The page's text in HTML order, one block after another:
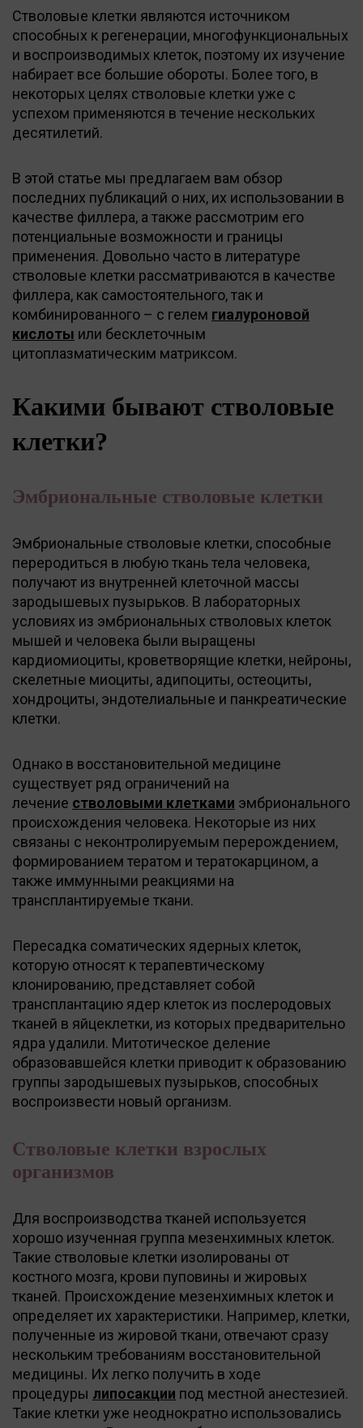
Стволовые клетки являются источником
способных к регенерации, многофункциональных
и воспроизводимых клеток, поэтому их изучение
набирает все большие обороты. Более того, в
некоторых целях стволовые клетки уже с
успехом применяются в течение нескольких
десятилетий.
В этой статье мы предлагаем вам обзор
последних публикаций о них, их использовании в
качестве филлера, а также рассмотрим его
потенциальные возможности и границы
применения. Довольно часто в литературе
стволовые клетки рассматриваются в качестве
филлера, как самостоятельного, так и
комбинированного – с гелем гиалуроновой
кислоты или бесклеточным
цитоплазматическим матриксом.
Какими бывают стволовые
клетки?
Эмбриональные стволовые клетки
Эмбриональные стволовые клетки, способные
переродиться в любую ткань тела человека,
получают из внутренней клеточной массы
зародышевых пузырьков. В лабораторных
условиях из эмбриональных стволовых клеток
мышей и человека были выращены
кардиомиоциты, кроветворящие клетки, нейроны,
скелетные миоциты, адипоциты, остеоциты,
хондроциты, эндотелиальные и панкреатические
клетки.
Однако в восстановительной медицине
существует ряд ограничений на
лечение стволовыми клетками эмбрионального
происхождения человека. Некоторые из них
связаны с неконтролируемым перерождением,
формированием тератом и тератокарцином, а
также иммунными реакциями на
трансплантируемые ткани.
Пересадка соматических ядерных клеток,
которую относят к терапевтическому
клонированию, представляет собой
трансплантацию ядер клеток из послеродовых
тканей в яйцеклетки, из которых предварительно
ядра удалили. Митотическое деление
образовавшейся клетки приводит к образованию
группы зародышевых пузырьков, способных
воспроизвести новый организм.
Стволовые клетки взрослых
организмов
Для воспроизводства тканей используется
хорошо изученная группа мезенхимных клеток.
Такие стволовые клетки изолированы от
костного мозга, крови пуповины и жировых
тканей. Происхождение мезенхимных клеток и
определяет их характеристики. Например, клетки,
полученные из жировой ткани, отвечают сразу
нескольким требованиям восстановительной
медицины. Их легко получить в ходе
процедуры липосакции под местной анестезией.
Такие клетки уже неоднократно использовались